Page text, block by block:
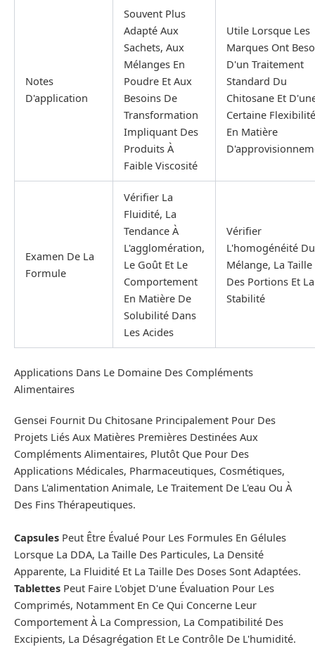
Notes
D'application
Souvent Plus
Adapté Aux
Sachets, Aux
Mélanges En
Poudre Et Aux
Besoins De
Transformation
Impliquant Des
Produits À
Faible Viscosité
Utile Lorsque Les
Marques Ont
D'un Traitement
Standard Du
Chitosane Et
Certaine Flexibilité
En Matière
Examen De La
Formule
Vérifier La
Fluidité, La
Tendance À
L'agglomération,
Le Goût Et Le
Comportement
En Matière De
Solubilité Dans
Les Acides
Vérifier
L'homogénéité Du
Mélange, La Taille
Des Portions Et La
Stabilité
Applications Dans Le Domaine Des Compléments
Alimentaires
Gensei Fournit Du Chitosane Principalement Pour Des
Projets Liés Aux Matières Premières Destinées Aux
Compléments Alimentaires, Plutôt Que Pour Des
Applications Médicales, Pharmaceutiques, Cosmétiques,
Dans L'alimentation Animale, Le Traitement De L'eau Ou À
Des Fins Thérapeutiques.
Capsules Peut Être Évalué Pour Les Formules En Gélules
Lorsque La DDA, La Taille Des Particules, La Densité
Apparente, La Fluidité Et La Taille Des Doses Sont Adaptées.
Tablettes Peut Faire L'objet D'une Évaluation Pour Les
Comprimés, Notamment En Ce Qui Concerne Leur
Comportement À La Compression, La Compatibilité Des
Excipients, La Désagrégation Et Le Contrôle De L'humidité.